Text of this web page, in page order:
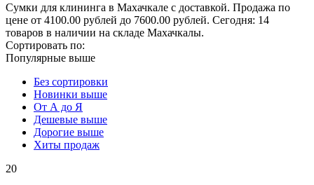
Сумки для клининга в Махачкале с доставкой. Продажа по
цене от 4100.00 рублей до 7600.00 рублей. Сегодня: 14
товаров в наличии на складе Махачкалы.
Сортировать по:
Популярные выше
Без сортировки
Новинки выше
От А до Я
Дешевые выше
Дорогие выше
Хиты продаж
20